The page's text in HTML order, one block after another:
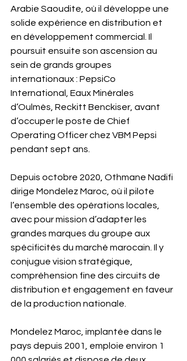
Arabie Saoudite, où il développe une
solide expérience en distribution et
en développement commercial. Il
poursuit ensuite son ascension au
sein de grands groupes
internationaux : PepsiCo
International, Eaux Minérales
d’Oulmès, Reckitt Benckiser, avant
d’occuper le poste de Chief
Operating Officer chez VBM Pepsi
pendant sept ans.
Depuis octobre 2020, Othmane Nadifi
dirige Mondelez Maroc, où il pilote
l’ensemble des opérations locales,
avec pour mission d’adapter les
grandes marques du groupe aux
spécificités du marché marocain. Il y
conjugue vision stratégique,
compréhension fine des circuits de
distribution et engagement en faveur
de la production nationale.
Mondelez Maroc, implantée dans le
pays depuis 2001, emploie environ 1